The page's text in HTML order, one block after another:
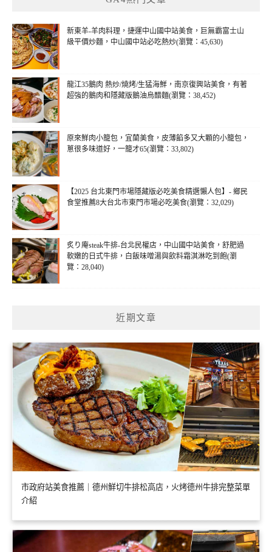
新東羊-羊肉料理，捷運中山國中站美食，巨無霸富士山
級平價炒麵，中山國中站必吃熱炒(瀏覽：45,630)
龍江35鵝肉 熱炒/燒烤/生猛海鮮，南京復興站美食，有著
超強的鵝肉和隱藏版鵝油烏醋麵(瀏覽：38,452)
原來鮮肉小籠包，宜蘭美食，皮薄餡多又大顆的小籠包，
蔥很多味道好，一籠才65(瀏覽：33,802)
【2025 台北東門市場隱藏版必吃美食精選懶人包】- 鄉民
食堂推薦8大台北市東門市場必吃美食(瀏覽：32,029)
炙り庵steak牛排-台北民權店，中山國中站美食，舒肥過
軟嫩的日式牛排，白飯味噌湯與飲料霜淇淋吃到飽(瀏
覽：28,040)
近期文章
市政府站美食推薦｜德州鮮切牛排松高店，火烤德州牛排完整菜單
介紹